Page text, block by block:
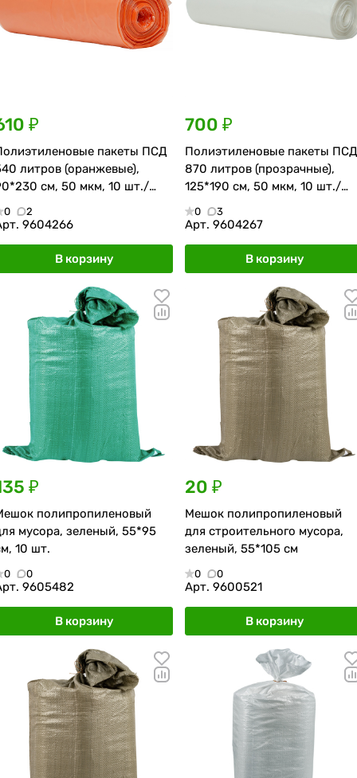
₽
пакеты ПСД
литров (оранжевые),
см, 50 мкм, 10 шт./
0 2
9604266
В корзину
700 ₽
Полиэтиленовые пакеты ПСД
870 литров (прозрачные),
125*190 см, 50 мкм, 10 шт./
рулон
0 3
Арт. 9604267
В корзину
₽
полипропиленовый
мусора, зеленый, 55*95
10 шт.
0 0
9605482
В корзину
20 ₽
Мешок полипропиленовый
для строительного мусора,
зеленый, 55*105 см
0 0
Арт. 9600521
В корзину